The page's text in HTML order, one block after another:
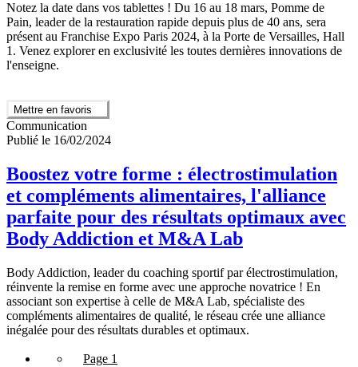
Notez la date dans vos tablettes ! Du 16 au 18 mars, Pomme de
Pain, leader de la restauration rapide depuis plus de 40 ans, sera
présent au Franchise Expo Paris 2024, à la Porte de Versailles, Hall
1. Venez explorer en exclusivité les toutes dernières innovations de
l'enseigne.
Mettre en favoris
Communication
Publié le 16/02/2024
Boostez votre forme : électrostimulation
et compléments alimentaires, l'alliance
parfaite pour des résultats optimaux avec
Body Addiction et M&A Lab
Body Addiction, leader du coaching sportif par électrostimulation,
réinvente la remise en forme avec une approche novatrice ! En
associant son expertise à celle de M&A Lab, spécialiste des
compléments alimentaires de qualité, le réseau crée une alliance
inégalée pour des résultats durables et optimaux.
Page 1